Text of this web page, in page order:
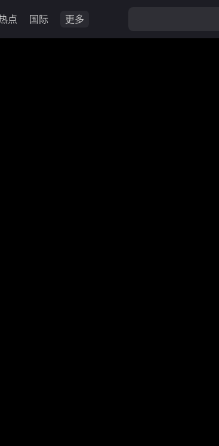
点 国际 更多